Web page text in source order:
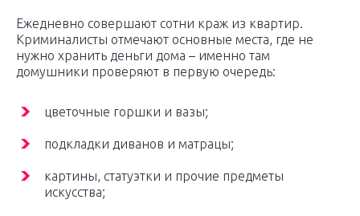
Ежедневно совершают сотни краж из квартир.
Криминалисты отмечают основные места, где не
нужно хранить деньги дома – именно там
домушники проверяют в первую очередь:
цветочные горшки и вазы;
подкладки диванов и матрацы;
картины, статуэтки и прочие предметы
искусства;